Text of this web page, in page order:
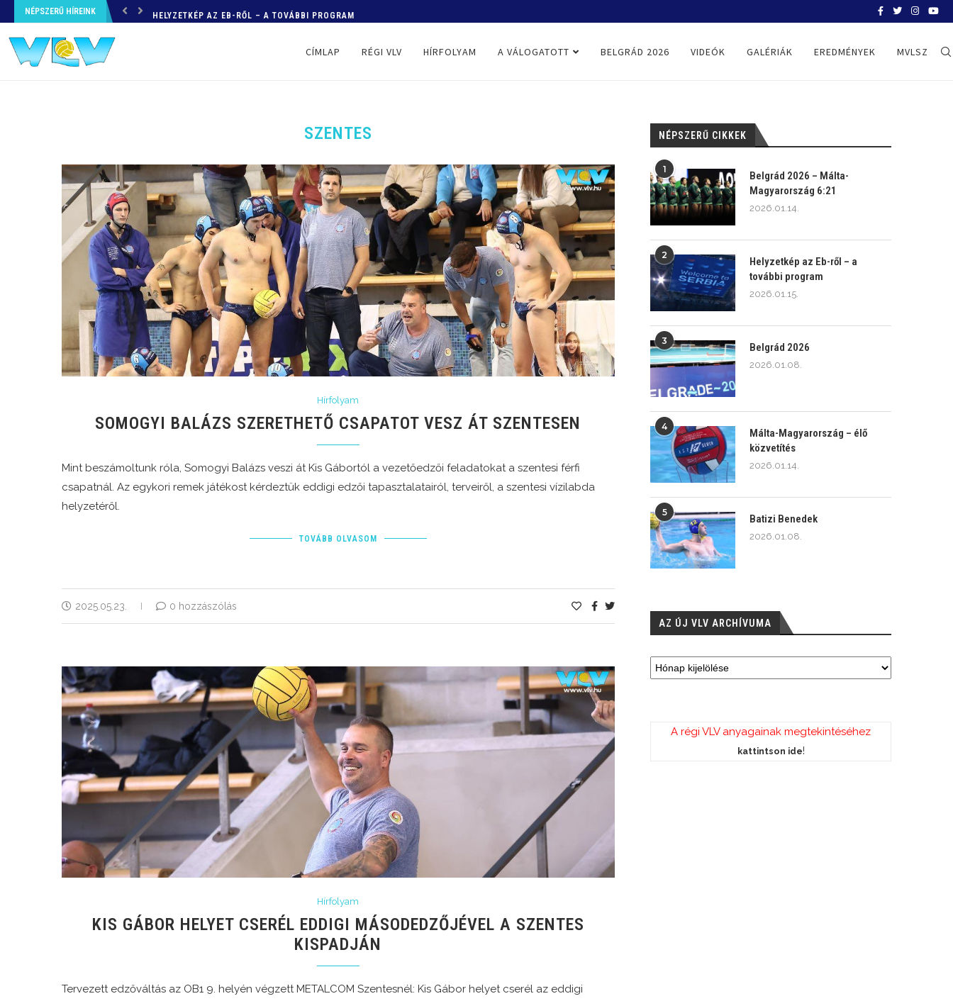
NÉPSZERŰ HÍREINK HELYZETKÉP AZ EB-RŐL – A TOVÁBBI PROGRAM
CÍMLAP RÉGI VLV HÍRFOLYAM A VÁLOGATOTT BELGRÁD 2026 VIDEÓK GALÉRIÁK EREDMÉNYEK MVLSZ
SZENTES
Hírfolyam
SOMOGYI BALÁZS SZERETHETŐ CSAPATOT VESZ ÁT SZENTESEN
Mint beszámoltunk róla, Somogyi Balázs veszi át Kis Gábortól a vezetőedzői feladatokat a szentesi férfi
csapatnál. Az egykori remek játékost kérdeztük eddigi edzői tapasztalatairól, terveiről, a szentesi vízilabda
helyzetéről.
TOVÁBB OLVASOM
2025.05.23. 0 hozzászólás
Hírfolyam
KIS GÁBOR HELYET CSERÉL EDDIGI MÁSODEDZŐJÉVEL A SZENTES
KISPADJÁN
Tervezett edzőváltás az OB1 9. helyén végzett METALCOM Szentesnél: Kis Gábor helyet cserél az eddigi
NÉPSZERŰ CIKKEK
1
Belgrád 2026 – Málta-
Magyarország 6:21
2026.01.14.
2
Helyzetkép az Eb-ről – a
további program
2026.01.15.
3
Belgrád 2026
2026.01.08.
4
Málta-Magyarország – élő
közvetítés
2026.01.14.
5
Batizi Benedek
2026.01.08.
AZ ÚJ VLV ARCHÍVUMA
A régi VLV anyagainak megtekintéséhez
kattintson ide!